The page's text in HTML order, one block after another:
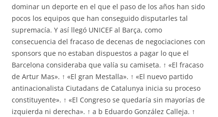
dominar un deporte en el que el paso de los años han sido
pocos los equipos que han conseguido disputarles tal
supremacía. Y así llegó UNICEF al Barça, como
consecuencia del fracaso de decenas de negociaciones con
sponsors que no estaban dispuestos a pagar lo que el
Barcelona consideraba que valía su camiseta. ↑ «El fracaso
de Artur Mas». ↑ «El gran Mestalla». ↑ «El nuevo partido
antinacionalista Ciutadans de Catalunya inicia su proceso
constituyente». ↑ «El Congreso se quedaría sin mayorías de
izquierda ni derecha». ↑ a b Eduardo González Calleja. ↑